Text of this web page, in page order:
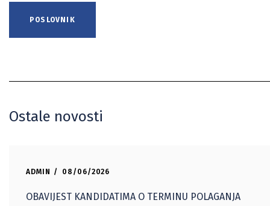
POSLOVNIK
Ostale novosti
ADMIN 08/06/2026
OBAVIJEST KANDIDATIMA O TERMINU POLAGANJA